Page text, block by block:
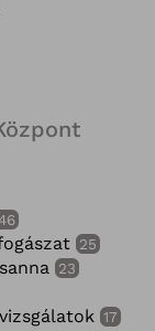
46
25
23
17